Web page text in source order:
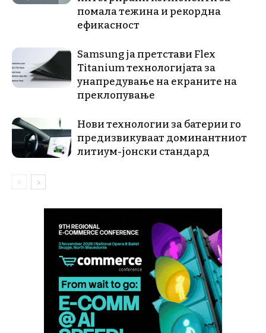
помала тежина и рекордна
ефикасност
Samsung ја претстави Flex
Titanium технологијата за
унапредување на екраните на
преклопување
Нови технологии за батерии го
предизвикуваат доминантниот
литиум-јонски стандард